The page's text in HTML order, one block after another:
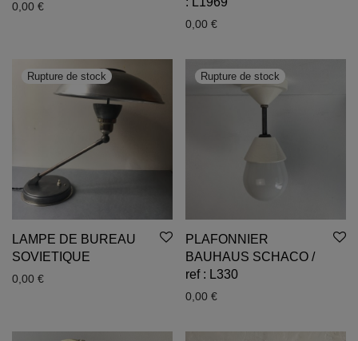
0,00 €
0,00 €
LAMPE DE BUREAU
SOVIETIQUE
0,00 €
PLAFONNIER
BAUHAUS SCHACO /
ref : L330
0,00 €